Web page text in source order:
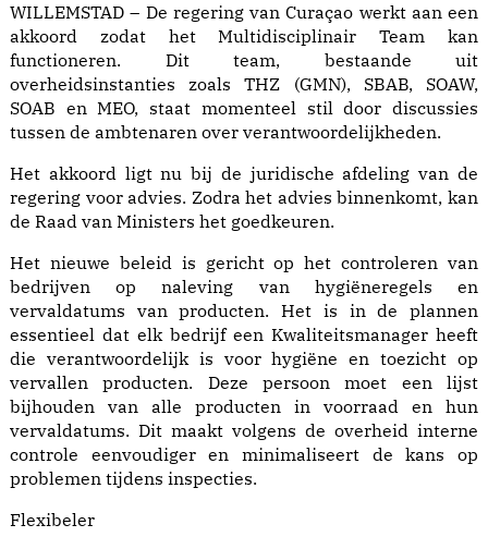
WILLEMSTAD – De regering van Curaçao werkt aan een
akkoord zodat het Multidisciplinair Team kan
functioneren. Dit team, bestaande uit
overheidsinstanties zoals THZ (GMN), SBAB, SOAW,
SOAB en MEO, staat momenteel stil door discussies
tussen de ambtenaren over verantwoordelijkheden.
Het akkoord ligt nu bij de juridische afdeling van de
regering voor advies. Zodra het advies binnenkomt, kan
de Raad van Ministers het goedkeuren.
Het nieuwe beleid is gericht op het controleren van
bedrijven op naleving van hygiëneregels en
vervaldatums van producten. Het is in de plannen
essentieel dat elk bedrijf een Kwaliteitsmanager heeft
die verantwoordelijk is voor hygiëne en toezicht op
vervallen producten. Deze persoon moet een lijst
bijhouden van alle producten in voorraad en hun
vervaldatums. Dit maakt volgens de overheid interne
controle eenvoudiger en minimaliseert de kans op
problemen tijdens inspecties.
Flexibeler